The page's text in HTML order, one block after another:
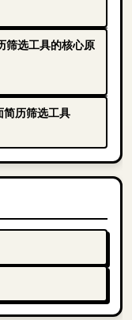
选工具的核心原
历筛选工具